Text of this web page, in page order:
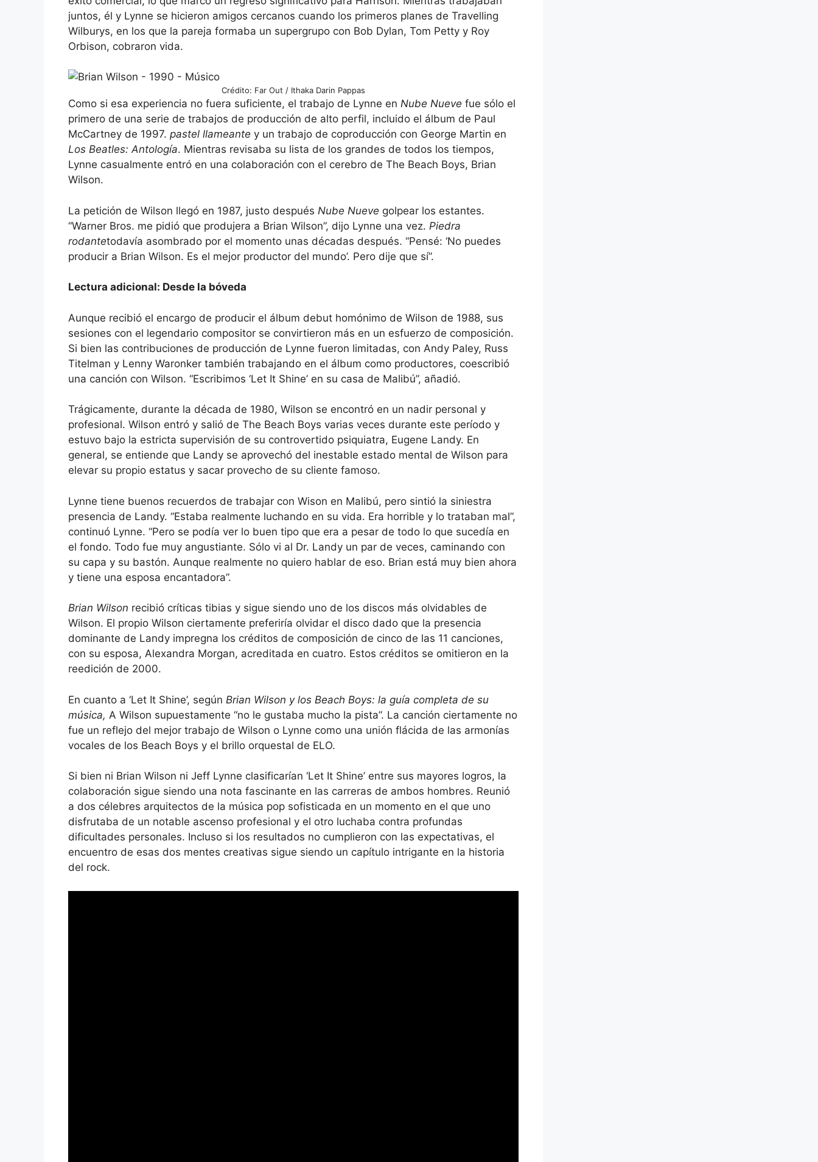
juntos, él y Lynne se hicieron amigos cercanos cuando los primeros planes de Travelling
Wilburys, en los que la pareja formaba un supergrupo con Bob Dylan, Tom Petty y Roy
Orbison, cobraron vida.
Crédito: Far Out / Ithaka Darin Pappas
Como si esa experiencia no fuera suficiente, el trabajo de Lynne en Nube Nueve fue sólo el
primero de una serie de trabajos de producción de alto perfil, incluido el álbum de Paul
McCartney de 1997. pastel llameante y un trabajo de coproducción con George Martin en
Los Beatles: Antología. Mientras revisaba su lista de los grandes de todos los tiempos,
Lynne casualmente entró en una colaboración con el cerebro de The Beach Boys, Brian
Wilson.
La petición de Wilson llegó en 1987, justo después Nube Nueve golpear los estantes.
“Warner Bros. me pidió que produjera a Brian Wilson”, dijo Lynne una vez. Piedra
rodantetodavía asombrado por el momento unas décadas después. “Pensé: ‘No puedes
producir a Brian Wilson. Es el mejor productor del mundo’. Pero dije que sí”.
Lectura adicional: Desde la bóveda
Aunque recibió el encargo de producir el álbum debut homónimo de Wilson de 1988, sus
sesiones con el legendario compositor se convirtieron más en un esfuerzo de composición.
Si bien las contribuciones de producción de Lynne fueron limitadas, con Andy Paley, Russ
Titelman y Lenny Waronker también trabajando en el álbum como productores, coescribió
una canción con Wilson. “Escribimos ‘Let It Shine’ en su casa de Malibú”, añadió.
Trágicamente, durante la década de 1980, Wilson se encontró en un nadir personal y
profesional. Wilson entró y salió de The Beach Boys varias veces durante este período y
estuvo bajo la estricta supervisión de su controvertido psiquiatra, Eugene Landy. En
general, se entiende que Landy se aprovechó del inestable estado mental de Wilson para
elevar su propio estatus y sacar provecho de su cliente famoso.
Lynne tiene buenos recuerdos de trabajar con Wison en Malibú, pero sintió la siniestra
presencia de Landy. “Estaba realmente luchando en su vida. Era horrible y lo trataban mal”,
continuó Lynne. “Pero se podía ver lo buen tipo que era a pesar de todo lo que sucedía en
el fondo. Todo fue muy angustiante. Sólo vi al Dr. Landy un par de veces, caminando con
su capa y su bastón. Aunque realmente no quiero hablar de eso. Brian está muy bien ahora
y tiene una esposa encantadora”.
Brian Wilson recibió críticas tibias y sigue siendo uno de los discos más olvidables de
Wilson. El propio Wilson ciertamente preferiría olvidar el disco dado que la presencia
dominante de Landy impregna los créditos de composición de cinco de las 11 canciones,
con su esposa, Alexandra Morgan, acreditada en cuatro. Estos créditos se omitieron en la
reedición de 2000.
En cuanto a ‘Let It Shine’, según Brian Wilson y los Beach Boys: la guía completa de su
música, A Wilson supuestamente “no le gustaba mucho la pista”. La canción ciertamente no
fue un reflejo del mejor trabajo de Wilson o Lynne como una unión flácida de las armonías
vocales de los Beach Boys y el brillo orquestal de ELO.
Si bien ni Brian Wilson ni Jeff Lynne clasificarían ‘Let It Shine’ entre sus mayores logros, la
colaboración sigue siendo una nota fascinante en las carreras de ambos hombres. Reunió
a dos célebres arquitectos de la música pop sofisticada en un momento en el que uno
disfrutaba de un notable ascenso profesional y el otro luchaba contra profundas
dificultades personales. Incluso si los resultados no cumplieron con las expectativas, el
encuentro de esas dos mentes creativas sigue siendo un capítulo intrigante en la historia
del rock.